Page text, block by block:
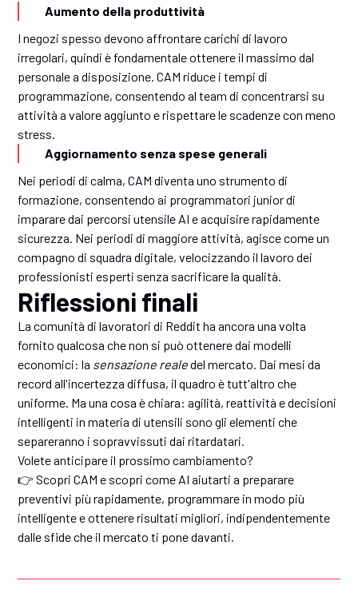
Aumento della produttività
I negozi spesso devono affrontare carichi di lavoro
irregolari, quindi è fondamentale ottenere il massimo dal
personale a disposizione. CAM riduce i tempi di
programmazione, consentendo al team di concentrarsi su
attività a valore aggiunto e rispettare le scadenze con meno
stress.
Aggiornamento senza spese generali
Nei periodi di calma, CAM diventa uno strumento di
formazione, consentendo ai programmatori junior di
imparare dai percorsi utensile AI e acquisire rapidamente
sicurezza. Nei periodi di maggiore attività, agisce come un
compagno di squadra digitale, velocizzando il lavoro dei
professionisti esperti senza sacrificare la qualità.
Riflessioni finali
La comunità di lavoratori di Reddit ha ancora una volta
fornito qualcosa che non si può ottenere dai modelli
economici: la sensazione realedel mercato. Dai mesi da
record all'incertezza diffusa, il quadro è tutt'altro che
uniforme. Ma una cosa è chiara: agilità, reattività e decisioni
intelligenti in materia di utensili sono gli elementi che
separeranno i sopravvissuti dai ritardatari.
Volete anticipare il prossimo cambiamento?
👉 Scopri CAM e scopri come AI aiutarti a preparare
preventivi più rapidamente, programmare in modo più
intelligente e ottenere risultati migliori, indipendentemente
dalle sfide che il mercato ti pone davanti.